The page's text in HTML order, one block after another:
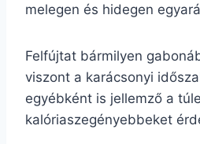
melegen és hidegen
Felfújtat bármilyen
viszont a karácsonyi
egyébként is jellemző a
kalóriaszegényebbeket